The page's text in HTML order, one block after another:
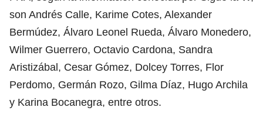
son Andrés Calle, Karime Cotes, Alexander
Bermúdez, Álvaro Leonel Rueda, Álvaro Monedero,
Wilmer Guerrero, Octavio Cardona, Sandra
Aristizábal, Cesar Gómez, Dolcey Torres, Flor
Perdomo, Germán Rozo, Gilma Díaz, Hugo Archila
y Karina Bocanegra, entre otros.